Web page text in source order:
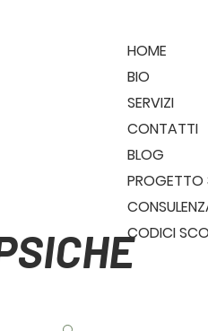
HOME
BIO
SERVIZI
CONTATTI
BLOG
PROGETTO
CODICI